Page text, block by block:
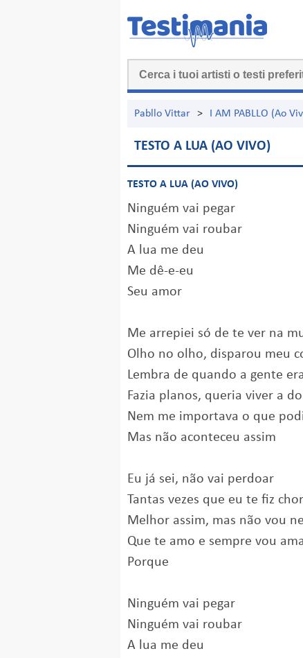
Pabllo Vittar > I AM PABLLO (Ao
TESTO A LUA (AO VIVO)
TESTO A LUA (AO VIVO)
Ninguém vai pegar
Ninguém vai roubar
A lua me deu
Me dê-e-eu
Seu amor
Me arrepiei só de te ver na
Olho no olho, disparou meu
Lembra de quando a gente
Fazia planos, queria viver a
Nem me importava o que
Mas não aconteceu assim
Eu já sei, não vai perdoar
Tantas vezes que eu te fiz
Melhor assim, mas não vou
Que te amo e semprе vou
Porque
Ninguém vai pegar
Ninguém vai roubar
A lua me dеu